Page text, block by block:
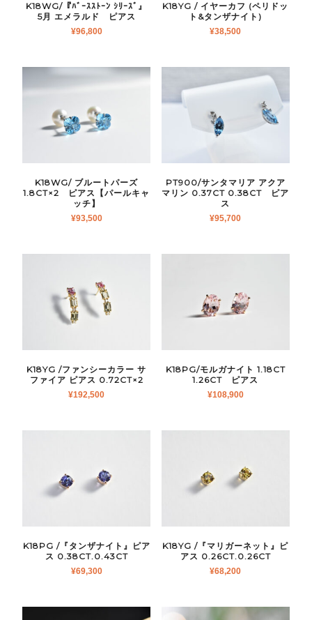
K18WG/『ﾊﾞｰｽｽﾄｰﾝ ｼﾘｰｽﾞ』
5月 エメラルド ピアス
¥96,800
K18YG / イヤーカフ (ペリドッ
ト&タンザナイト)
¥38,500
K18WG/ ブルートパーズ
1.8CT×2 ピアス【パールキャ
ッチ】
¥93,500
PT900/サンタマリア アクア
マリン 0.37CT 0.38CT ピア
ス
¥95,700
K18YG /ファンシーカラー サ
ファイア ピアス 0.72CT×2
¥192,500
K18PG/モルガナイト 1.18CT
1.26CT ピアス
¥108,900
K18PG /『タンザナイト』ピア
ス 0.38CT.0.43CT
¥69,300
K18YG /『マリガーネット』ピ
アス 0.26CT.0.26CT
¥68,200